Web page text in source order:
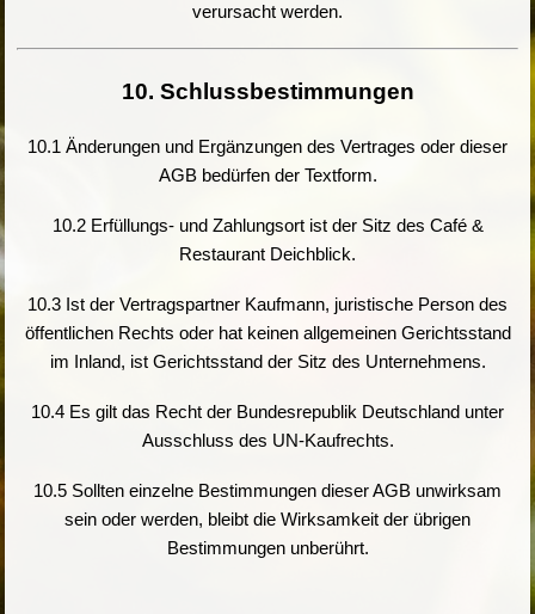
verursacht werden.
10. Schlussbestimmungen
10.1 Änderungen und Ergänzungen des Vertrages oder dieser
AGB bedürfen der Textform.
10.2 Erfüllungs- und Zahlungsort ist der Sitz des Café &
Restaurant Deichblick.
10.3 Ist der Vertragspartner Kaufmann, juristische Person des
öffentlichen Rechts oder hat keinen allgemeinen Gerichtsstand
im Inland, ist Gerichtsstand der Sitz des Unternehmens.
10.4 Es gilt das Recht der Bundesrepublik Deutschland unter
Ausschluss des UN-Kaufrechts.
10.5 Sollten einzelne Bestimmungen dieser AGB unwirksam
sein oder werden, bleibt die Wirksamkeit der übrigen
Bestimmungen unberührt.